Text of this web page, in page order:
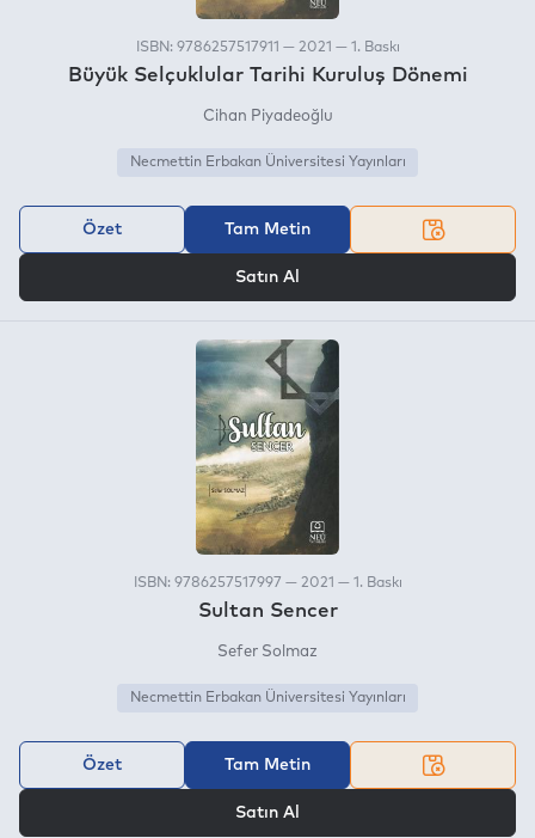
ISBN: 9786257517911 — 2021 — 1. Baskı
Büyük Selçuklular Tarihi Kuruluş Dönemi
Cihan Piyadeoğlu
Necmettin Erbakan Üniversitesi Yayınları
Özet Tam Metin
Satın Al
ISBN: 9786257517997 — 2021 — 1. Baskı
Sultan Sencer
Sefer Solmaz
Necmettin Erbakan Üniversitesi Yayınları
Özet Tam Metin
Satın Al